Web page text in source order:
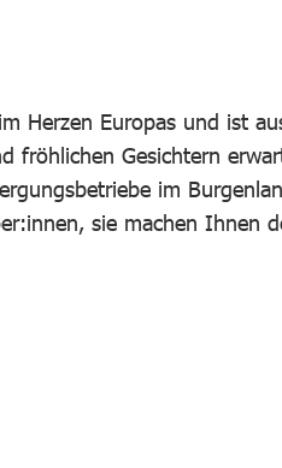
Herzen Europas und ist
fröhlichen Gesichtern
im
sie machen Ihnen